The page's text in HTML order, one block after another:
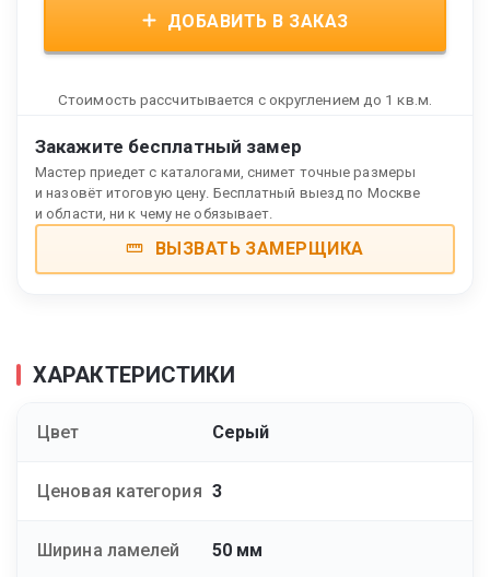
ДОБАВИТЬ В ЗАКАЗ
Стоимость рассчитывается с округлением до 1 кв.м.
Закажите бесплатный замер
Мастер приедет с каталогами, снимет точные размеры
и назовёт итоговую цену. Бесплатный выезд по Москве
и области, ни к чему не обязывает.
ВЫЗВАТЬ ЗАМЕРЩИКА
ХАРАКТЕРИСТИКИ
Цвет Серый
Ценовая категория 3
Ширина ламелей 50 мм